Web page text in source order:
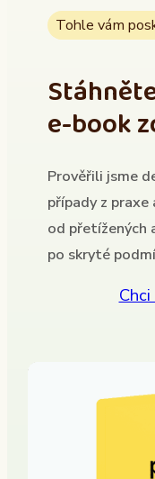
Tohle vám
e-book
Prověřili jsme
případy z
od přetížených
po skryté